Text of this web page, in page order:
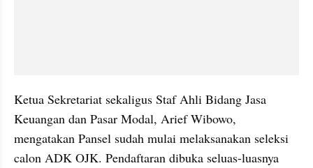
Ketua Sekretariat sekaligus Staf Ahli Bidang Jasa
Keuangan dan Pasar Modal, Arief Wibowo,
mengatakan Pansel sudah mulai melaksanakan seleksi
calon ADK OJK. Pendaftaran dibuka seluas-luasnya